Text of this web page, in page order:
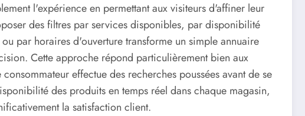
l'expérience en permettant aux visiteurs d'affiner leur
des filtres par services disponibles, par disponibilité
par horaires d'ouverture transforme un simple annuaire
Cette approche répond particulièrement bien aux
effectue des recherches poussées avant de se
des produits en temps réel dans chaque magasin,
la satisfaction client.